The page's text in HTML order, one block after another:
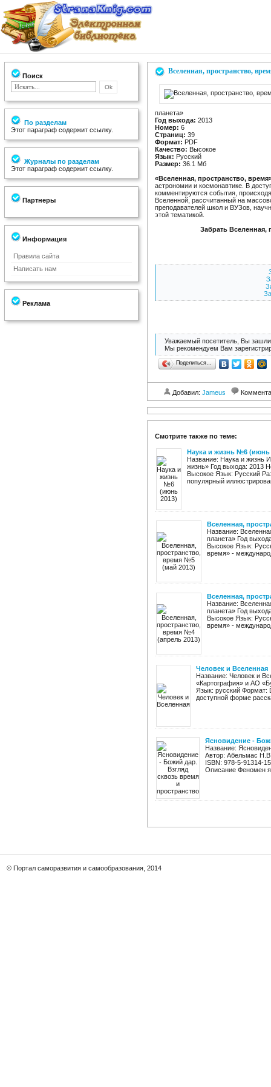
Поиск
По разделам
Этот параграф содержит ссылку.
Журналы по разделам
Этот параграф содержит ссылку.
Партнеры
Информация
Правила сайта
Написать нам
Реклама
Вселенная, пространство,
планета»
Год выхода: 2013
Номер: 6
Страниц: 39
Формат: PDF
Качество: Высокое
Язык: Русский
Размер: 36.1 Мб
«Вселенная, пространство,
астрономии и космонавтике. В
комментируются события,
Вселенной, рассчитанный на
преподавателей школ и ВУЗов,
этой тематикой.
Забрать Вселенная,
Уважаемый посетитель, Вы зашли
Мы рекомендуем Вам
Поделиться…
Добавил: Jameus
Смотрите также по теме:
Наука и жизнь №6 (июнь
Название: Наука и жизнь
жизнь» Год выхода: 2013
Высокое Язык: Русский
популярный
Вселенная,
Название:
планета» Год
Высокое Язык:
время» -
Вселенная,
Название:
планета» Год
Высокое Язык:
время» -
Человек и Вселенная
Название: Человек и
«Картография» и АО
Язык: русский Формат:
доступной форме
Ясновидение -
Название:
Автор: Абельмас
ISBN: 978-5-91314-
Описание Феномен
© Портал саморазвития и самообразования, 2014